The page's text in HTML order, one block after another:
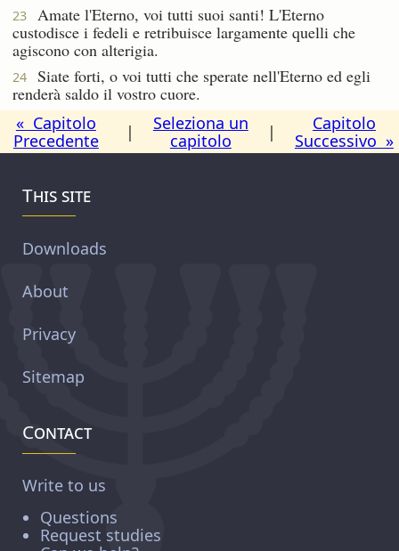
23
Amate l'Eterno, voi tutti suoi santi! L'Eterno
custodisce i fedeli e retribuisce largamente quelli che
agiscono con alterigia.
24
Siate forti, o voi tutti che sperate nell'Eterno ed egli
renderà saldo il vostro cuore.
« Capitolo
Precedente
|
Seleziona un
capitolo
|
Capitolo
Successivo »
This site
Downloads
About
Privacy
Sitemap
Contact
Write to us
Questions
Request studies